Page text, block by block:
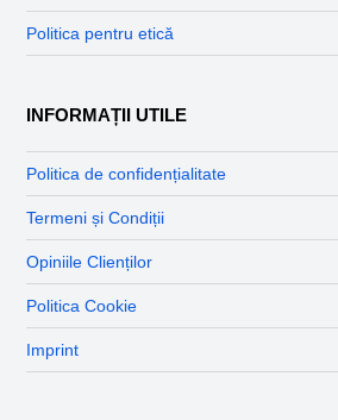
Politica pentru etică
INFORMAȚII UTILE
Politica de confidențialitate
Termeni și Condiții
Opiniile Clienților
Politica Cookie
Imprint